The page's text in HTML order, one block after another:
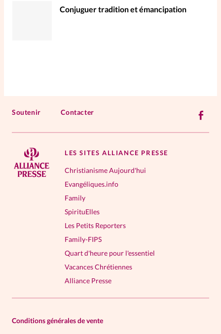
Conjuguer tradition et émancipation
Soutenir Contacter
LES SITES ALLIANCE PRESSE
Christianisme Aujourd'hui
Evangéliques.info
Family
SpirituElles
Les Petits Reporters
Family-FIPS
Quart d'heure pour l'essentiel
Vacances Chrétiennes
Alliance Presse
Conditions générales de vente